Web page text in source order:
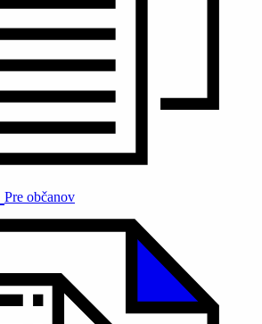
Pre občanov